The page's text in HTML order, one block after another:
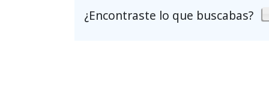
¿Encontraste lo que buscabas?